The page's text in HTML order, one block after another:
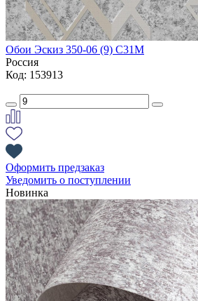
Обои Эскиз 350-06 (9) С31М
Россия
Код: 153913
Оформить предзаказ
Уведомить о поступлении
Новинка